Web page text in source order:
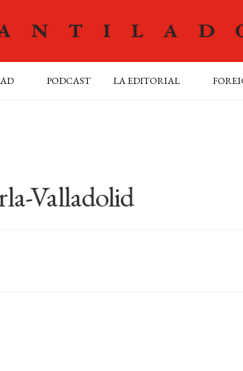
PODCAST LA EDITORIAL
Valladolid